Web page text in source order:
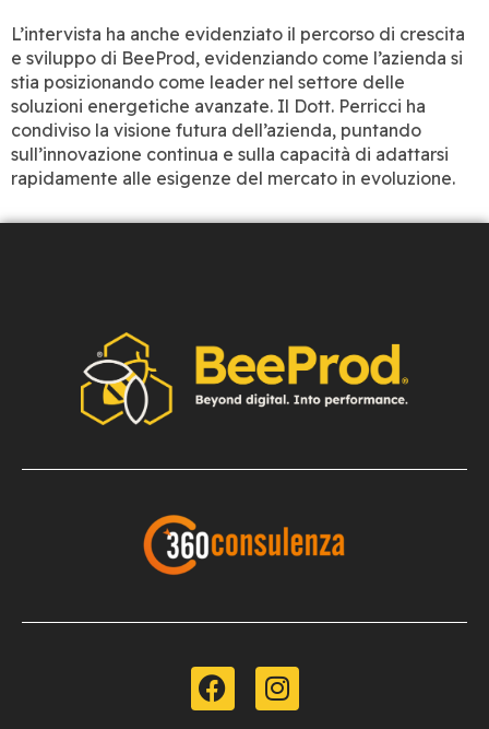
L’intervista ha anche evidenziato il percorso di crescita
e sviluppo di BeeProd, evidenziando come l’azienda si
stia posizionando come leader nel settore delle
soluzioni energetiche avanzate. Il Dott. Perricci ha
condiviso la visione futura dell’azienda, puntando
sull’innovazione continua e sulla capacità di adattarsi
rapidamente alle esigenze del mercato in evoluzione.